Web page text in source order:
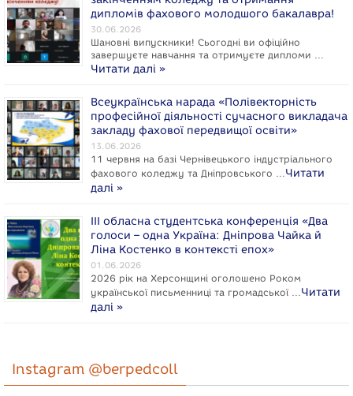
дипломів фахового молодшого бакалавра!
30.06.2026
Шановні випускники! Сьогодні ви офіційно
завершуєте навчання та отримуєте дипломи …
Читати далі »
Всеукраїнська нарада «Полівекторність
професійної діяльності сучасного викладача
закладу фахової передвищої освіти»
13.06.2026
11 червня на базі Чернівецького індустріального
фахового коледжу та Дніпровського …Читати
далі »
ІІІ обласна студентська конференція «Два
голоси – одна Україна: Дніпрова Чайка й
Ліна Костенко в контексті епох»
01.06.2026
2026 рік на Херсонщині оголошено Роком
укpaїнcької письменниці та громадської …Читати
далі »
Instagram @berpedcoll